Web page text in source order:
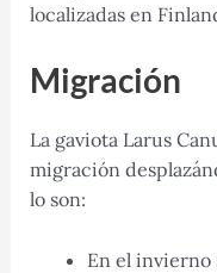
localizadas en
Migración
La gaviota Larus
migración
lo son:
En el invierno